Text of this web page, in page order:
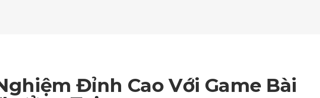
Separators Video Button
Google Maps Testimonials
Đỉnh Cao Với Game Bài